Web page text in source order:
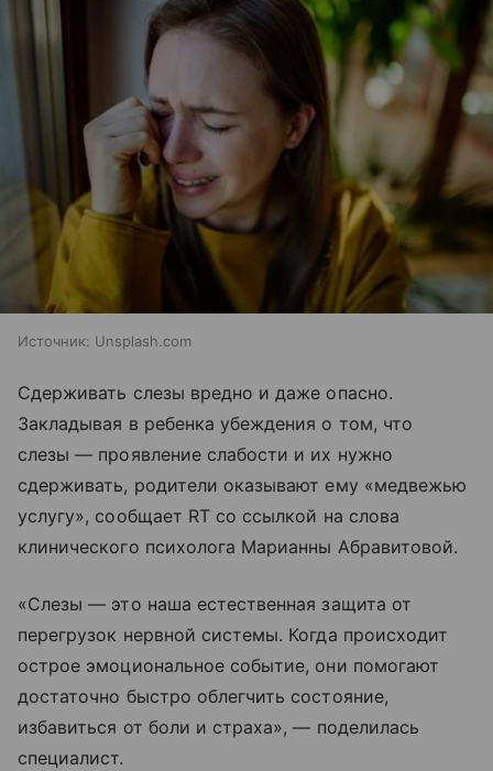
Источник: Unsplash.com
Сдерживать слезы вредно и даже опасно.
Закладывая в ребенка убеждения о том, что
слезы — проявление слабости и их нужно
сдерживать, родители оказывают ему «медвежью
услугу», сообщает RT со ссылкой на слова
клинического психолога Марианны Абравитовой.
«Слезы — это наша естественная защита от
перегрузок нервной системы. Когда происходит
острое эмоциональное событие, они помогают
достаточно быстро облегчить состояние,
избавиться от боли и страха», — поделилась
специалист.